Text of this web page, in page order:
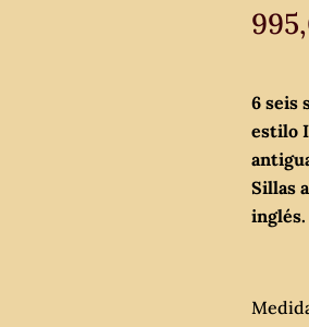
6 seis
estilo
Sillas
inglés.